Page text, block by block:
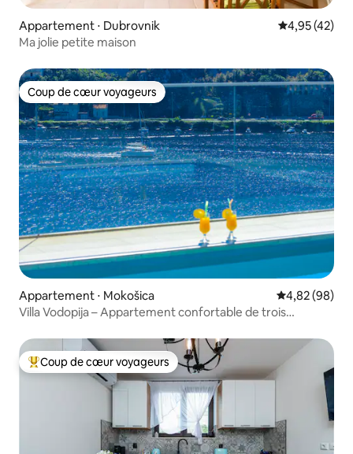
Appartement ⋅ Dubrovnik Évaluation
4,95 (42)
Ma jolie petite maison
Coup de cœur voyageurs
Coup de cœur voyageurs
Appartement ⋅ Mokošica Évaluation
4,82 (98)
Villa Vodopija – Appartement confortable de trois
Coups de cœur voyageurs les plus appréciés
Coup de cœur voyageurs